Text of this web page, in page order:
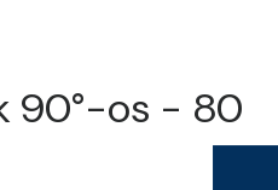
90°-os - 80